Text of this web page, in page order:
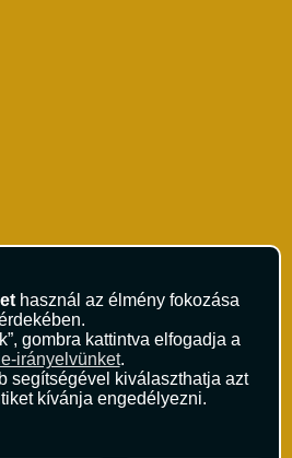
használ az élmény fokozása
gombra kattintva elfogadja a
irányelvünket.
segítségével kiválaszthatja azt
kívánja engedélyezni.
Feltételek
Feltételek